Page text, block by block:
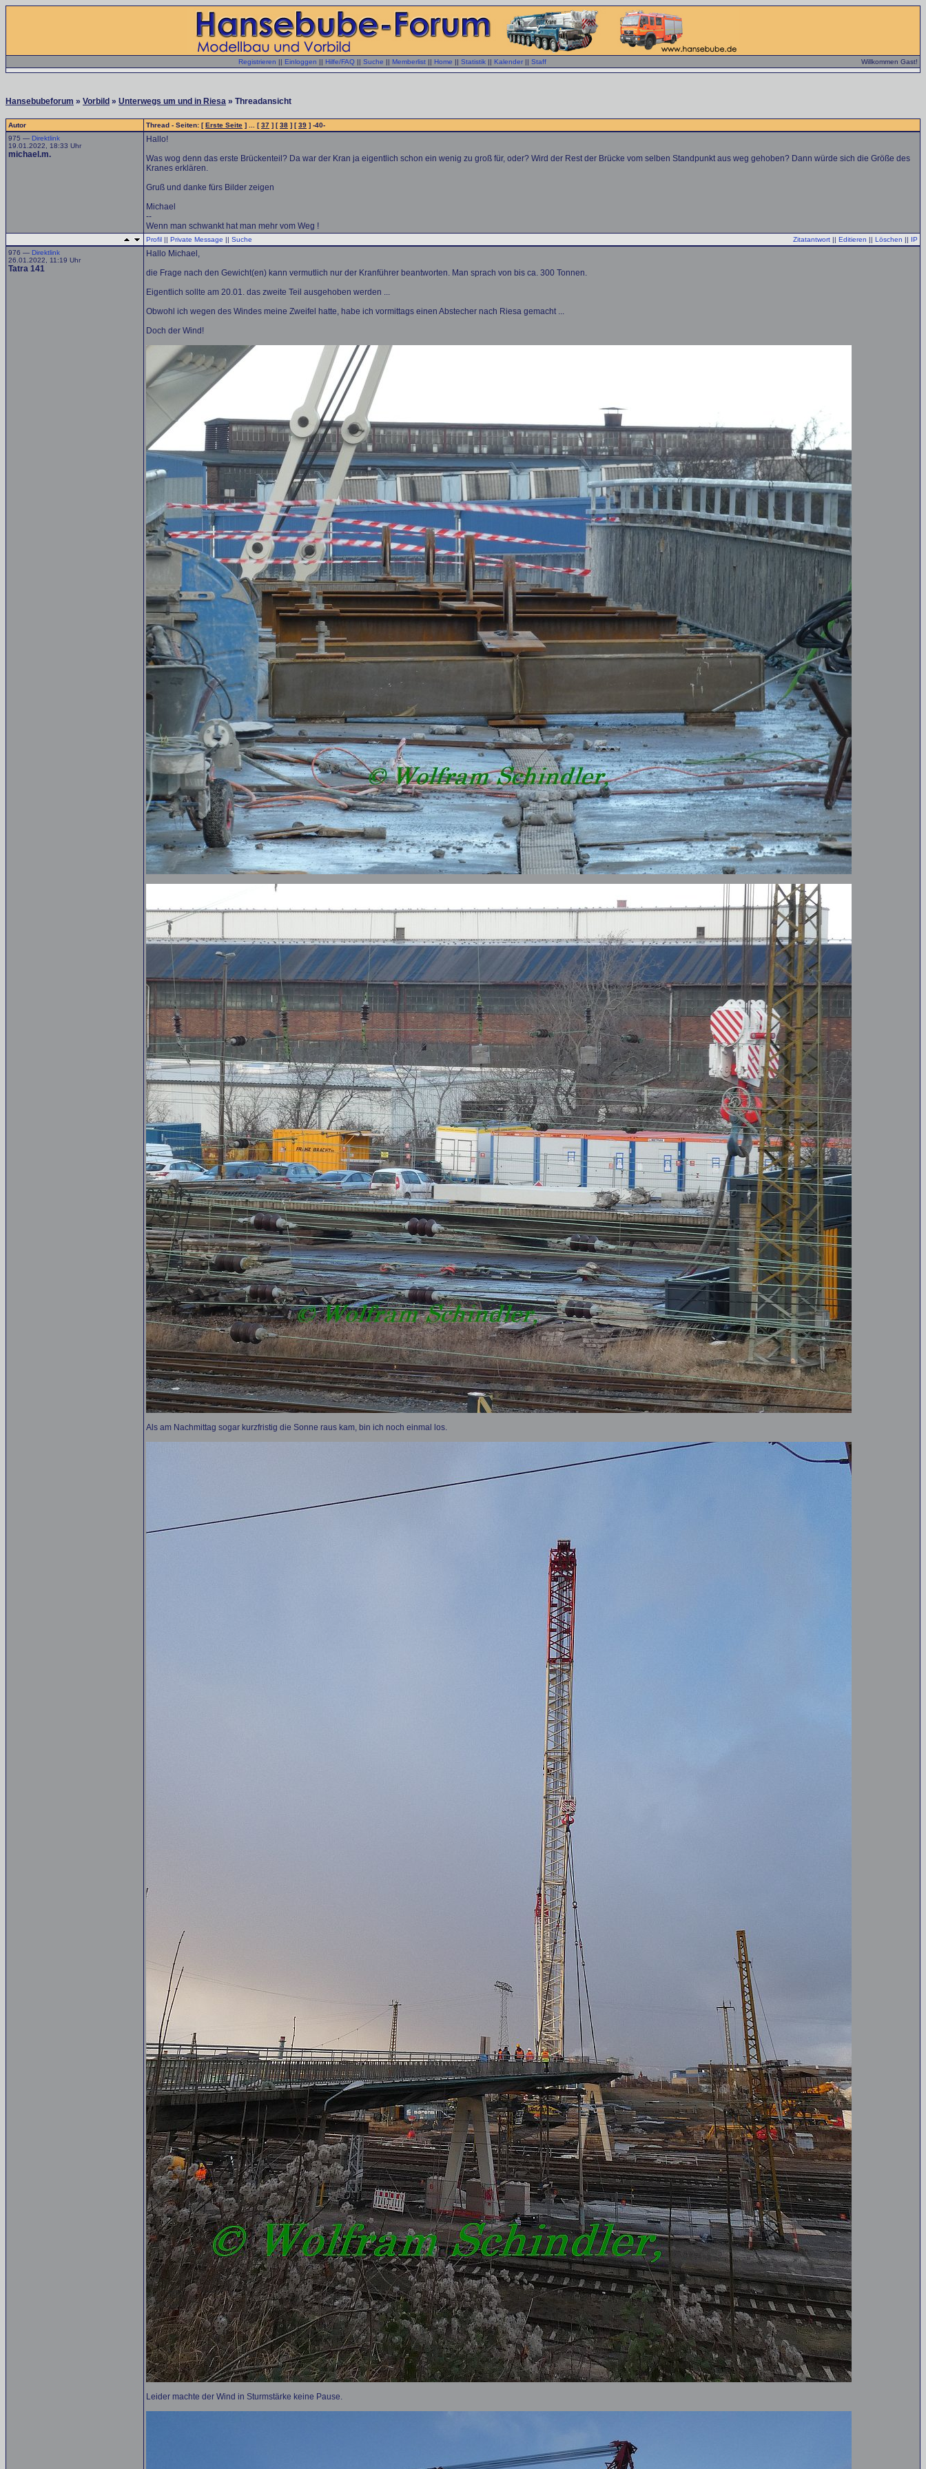
Registrieren || Einloggen || Hilfe/FAQ || Suche || Memberlist || Home || Statistik || Kalender || Staff Willkommen Gast!
Hansebubeforum » Vorbild » Unterwegs um und in Riesa » Threadansicht
Autor Thread - Seiten: [Erste Seite ] ... [37 ] [38 ] [39 ] -40-
975 — Direktlink
19.01.2022, 18:33 Uhr
michael.m.
Hallo!
Was wog denn das erste Brückenteil? Da war der Kran ja eigentlich schon ein wenig zu groß für, oder? Wird der Rest der Brücke vom selben Standpunkt aus weg gehoben? Dann würde sich die Größe des
Kranes erklären.
Gruß und danke fürs Bilder zeigen
Michael
--
Wenn man schwankt hat man mehr vom Weg !
Profil || Private Message || Suche Zitatantwort || Editieren || Löschen || IP
976 — Direktlink
26.01.2022, 11:19 Uhr
Tatra 141
Hallo Michael,
die Frage nach den Gewicht(en) kann vermutlich nur der Kranführer beantworten. Man sprach von bis ca. 300 Tonnen.
Eigentlich sollte am 20.01. das zweite Teil ausgehoben werden ...
Obwohl ich wegen des Windes meine Zweifel hatte, habe ich vormittags einen Abstecher nach Riesa gemacht ...
Doch der Wind!
Als am Nachmittag sogar kurzfristig die Sonne raus kam, bin ich noch einmal los.
Leider machte der Wind in Sturmstärke keine Pause.